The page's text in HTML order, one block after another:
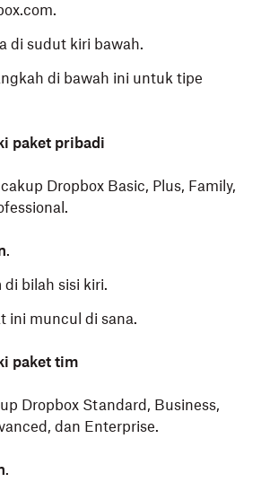
di sudut kiri bawah.
di bawah ini untuk tipe
paket pribadi
Dropbox Basic, Plus, Family,
.
di bilah sisi kiri.
ini muncul di sana.
paket tim
Dropbox Standard, Business,
dan Enterprise.
.